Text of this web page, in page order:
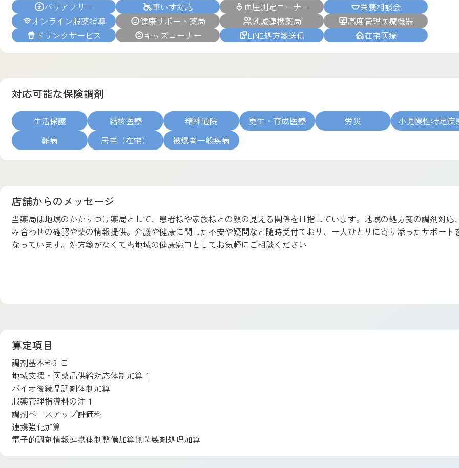
バリアフリー 車いす対応 血圧測定コーナー
栄養相談会
オンライン服薬指導
健康サポート薬局 地域連携薬局
高度管理医療機器
ドリンクサービス
キッズコーナー LINE処方箋送信 在宅医療
対応可能な保険調剤
生活保護 結核医療 精神通院 更生・育成医療 労災
小児慢性特定疾
難病
居宅（在宅） 被爆者一般疾病
店舗からのメッセージ
当薬局は地域のかかりつけ薬局として、患者様や家族様との顔の見える関係を目指しています。地域の処方箋の調剤対応
み合わせの確認や薬の情報提供。介護や健康に関した不安や疑問など随時受付ており、一人ひとりに寄り添ったサポート
なっています。処方箋がなくても地域の健康窓口としてお気軽にご相談ください
算定項目
調剤基本料3-ロ
地域支援・医薬品供給対応体制加算１
バイオ後続品調剤体制加算
服薬管理指導料の注１
調剤ベースアップ評価料
連携強化加算
電子的調剤情報連携体制整備加算無菌製剤処理加算